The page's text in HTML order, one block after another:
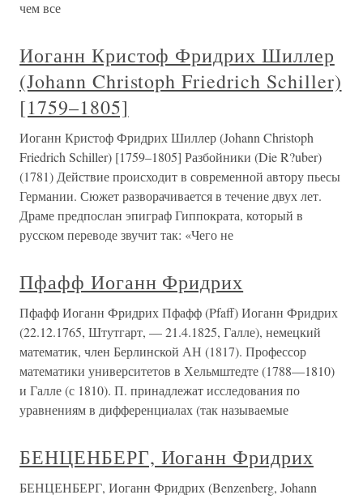
чем все
Иоганн Кристоф Фридрих Шиллер
(Johann Christoph Friedrich Schiller)
[1759–1805]
Иоганн Кристоф Фридрих Шиллер (Johann Christoph
Friedrich Schiller) [1759–1805] Разбойники (Die R?uber)
(1781) Действие происходит в современной автору пьесы
Германии. Сюжет разворачивается в течение двух лет.
Драме предпослан эпиграф Гиппократа, который в
русском переводе звучит так: «Чего не
Пфафф Иоганн Фридрих
Пфафф Иоганн Фридрих Пфафф (Pfaff) Иоганн Фридрих
(22.12.1765, Штутгарт, — 21.4.1825, Галле), немецкий
математик, член Берлинской АН (1817). Профессор
математики университетов в Хельмштедте (1788—1810)
и Галле (с 1810). П. принадлежат исследования по
уравнениям в дифференциалах (так называемые
БЕНЦЕНБЕРГ, Иоганн Фридрих
БЕНЦЕНБЕРГ, Иоганн Фридрих (Benzenberg, Johann